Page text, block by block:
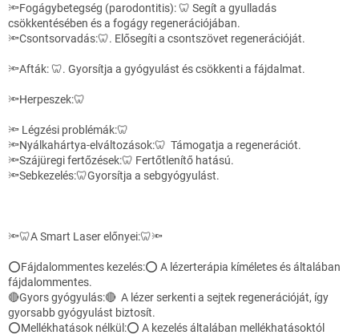
🔦Fogágybetegség (parodontitis): 🦷 Segít a gyulladás
csökkentésében és a fogágy regenerációjában.
🔦Csontsorvadás:🦷. Elősegíti a csontszövet regenerációját.
🔦Afták: 🦷. Gyorsítja a gyógyulást és csökkenti a fájdalmat.
🔦Herpeszek:🦷
🔦 Légzési problémák:🦷
🔦Nyálkahártya-elváltozások:🦷 Támogatja a regenerációt.
🔦Szájüregi fertőzések:🦷 Fertőtlenítő hatású.
🔦Sebkezelés:🦷Gyorsítja a sebgyógyulást.
🔦🦷A Smart Laser előnyei:🦷🔦
⭕Fájdalommentes kezelés:⭕ A lézerterápia kíméletes és általában
fájdalommentes.
🔴Gyors gyógyulás:🔴 A lézer serkenti a sejtek regenerációját, így
gyorsabb gyógyulást biztosít.
⭕Mellékhatások nélkül:⭕ A kezelés általában mellékhatásoktól